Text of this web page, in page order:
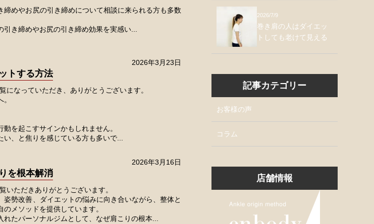
締めやお尻の引き締めについて相談に来られる方も多数
き締めやお尻の引き締め効果を実感い...
トする方法
2026年3月23日
になっていただき、ありがとうございます。
を起こすサインかもしれません。
、と焦りを感じている方も多いで...
を根本解消
2026年3月16日
いただきありがとうございます。
勢改善、ダイエットの悩みに向き合いながら、整体と
メソッドを提供しています。
たパーソナルジムとして、なぜ肩こりの根本...
2026/7/9
巻き肩の人はダイエッ
トしても老けて見える
記事カテゴリー
お客様の声
コラム
店舗情報